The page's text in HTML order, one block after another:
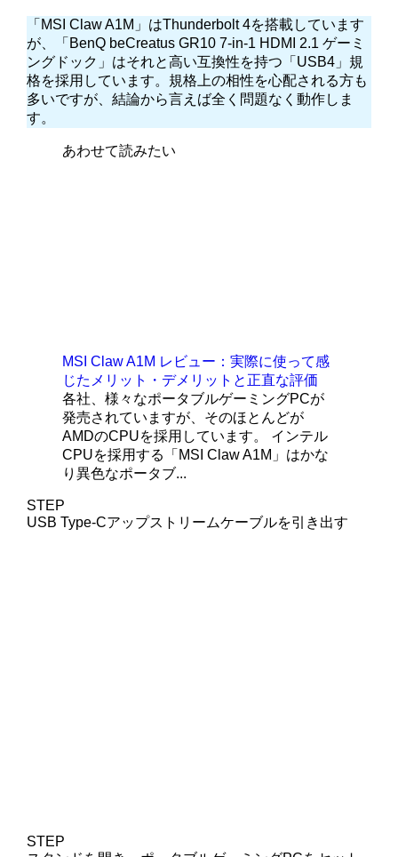
「MSI Claw A1M」はThunderbolt 4を搭載しています
が、「BenQ beCreatus GR10 7-in-1 HDMI 2.1 ゲーミ
ングドック」はそれと高い互換性を持つ「USB4」規
格を採用しています。規格上の相性を心配される方も
多いですが、結論から言えば全く問題なく動作しま
す。
あわせて読みたい
MSI Claw A1M レビュー：実際に使って感
じたメリット・デメリットと正直な評価
各社、様々なポータブルゲーミングPCが
発売されていますが、そのほとんどが
AMDのCPUを採用しています。 インテル
CPUを採用する「MSI Claw A1M」はかな
り異色なポータブ...
STEP
USB Type-Cアップストリームケーブルを引き出す
STEP